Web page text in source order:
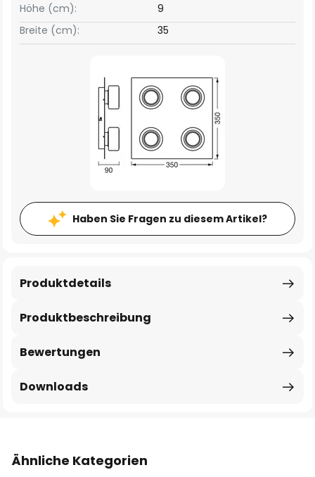
Breite (cm): 35
Höhe (cm): 9
Haben Sie Fragen zu diesem Artikel?
Produktbeschreibung
Produktdetails
Bewertungen
Downloads
Ähnliche Kategorien